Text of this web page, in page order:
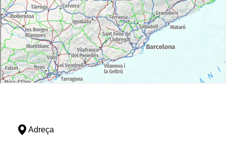
Adreça